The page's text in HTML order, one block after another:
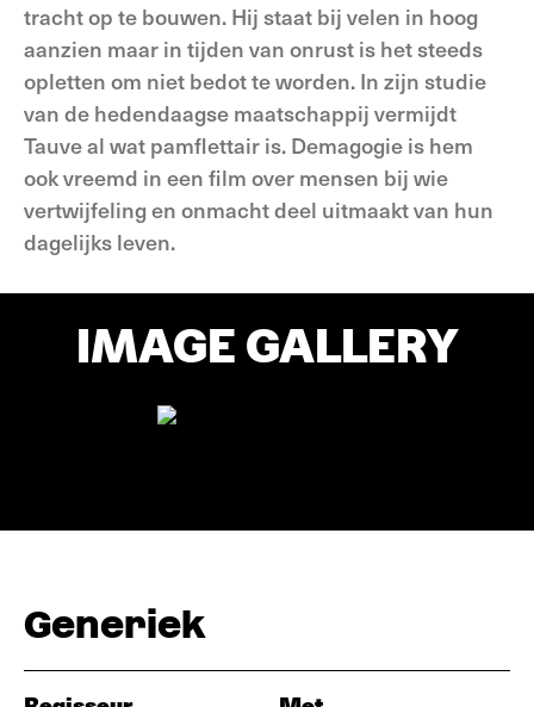
tracht op te bouwen. Hij staat bij velen in hoog
aanzien maar in tijden van onrust is het steeds
opletten om niet bedot te worden. In zijn studie
van de hedendaagse maatschappij vermijdt
Tauve al wat pamflettair is. Demagogie is hem
ook vreemd in een film over mensen bij wie
vertwijfeling en onmacht deel uitmaakt van hun
dagelijks leven.
IMAGE GALLERY
Generiek